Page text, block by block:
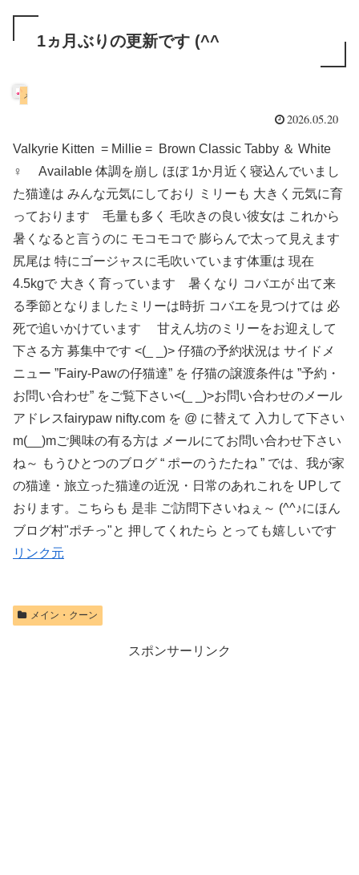
1ヵ月ぶりの更新です (^^ゞ
2026.05.20
Valkyrie Kitten = Millie = Brown Classic Tabby ＆ White
♀ Available 体調を崩し ほぼ 1か月近く寝込んでいまし
た猫達は みんな元気にしており ミリーも 大きく元気に育
っております 毛量も多く 毛吹きの良い彼女は これから
暑くなると言うのに モコモコで 膨らんで太って見えます
尻尾は 特にゴージャスに毛吹いています体重は 現在
4.5kgで 大きく育っています 暑くなり コバエが 出て来
る季節となりましたミリーは時折 コバエを見つけては 必
死で追いかけています 甘えん坊のミリーをお迎えして
下さる方 募集中です <(_ _)> 仔猫の予約状況は サイドメ
ニュー ”Fairy-Pawの仔猫達” を 仔猫の譲渡条件は ”予約・
お問い合わせ” をご覧下さい<(_ _)>お問い合わせのメール
アドレスfairypaw nifty.com を @ に替えて 入力して下さい
m(__)mご興味の有る方は メールにてお問い合わせ下さい
ね～ もうひとつのブログ “ ポーのうたたね ” では、我が家
の猫達・旅立った猫達の近況・日常のあれこれを UPして
おります。こちらも 是非 ご訪問下さいねぇ～ (^^♪にほん
ブログ村"ポチっ"と 押してくれたら とっても嬉しいです
リンク元
メイン・クーン
スポンサーリンク